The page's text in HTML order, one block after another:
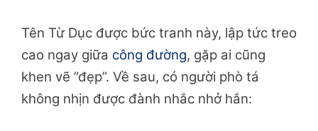
Tên Từ Dục được bức tranh này, lập tức treo
cao ngay giữa công đường, gặp ai cũng
khen vẽ ”đẹp”. Về sau, có người phò tá
không nhịn được đành nhắc nhở hắn: